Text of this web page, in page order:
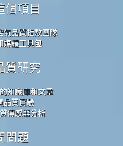
個項目
氣品質指數團隊
媒體工具包
質研究
知識庫和文章
品質實驗
傳感器分析
問題